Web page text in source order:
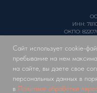
Сайт использует cookie-
пребывание на нем
на сайте, вы даете свое
персональных данных в
в Политике обработки
ИНН:
ОКПО: